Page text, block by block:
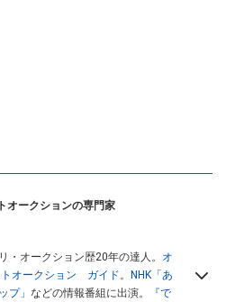
オークションの専門家
・オークション歴20年の達人。 オ
トオークション ガイド。
NHK「あ
プ」 などの情報番組に出演。
『で